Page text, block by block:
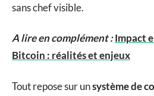
sans chef visible.
A lire en complément :Impact
Bitcoin : réalités et enjeux
Tout repose sur unsystème de